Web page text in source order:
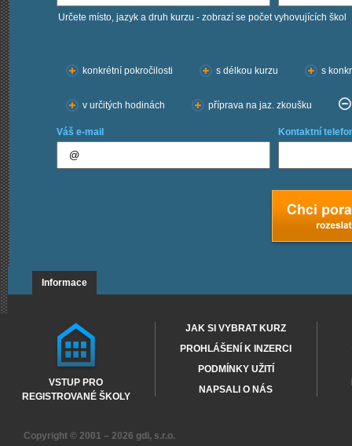
Určete místo, jazyk a druh kurzu - zobrazí se počet vyhovujících škol
konkrétní pokročilosti
s délkou kurzu s
v určitých hodinách příprava na jaz. zkoušku
Váš e-mail Kontaktní
Informace
VSTUP PRO
REGISTROVANÉ ŠKOLY
JAK SI VYBRAT KURZ
PROHLÁŠENÍ K INZERCI
PODMÍNKY UŽITÍ
NAPSALI O NÁS
Copyright © 2001 – 2026 gdi, s.r.o.